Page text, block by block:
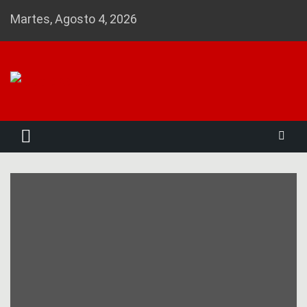
Martes, Agosto 4, 2026